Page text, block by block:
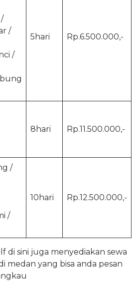
/
/
5hari Rp.6.500.000,-
8hari Rp.11.500.000,-
/
/
10hari Rp.12.500.000,-
di sini juga menyediakan sewa
medan yang bisa anda pesan